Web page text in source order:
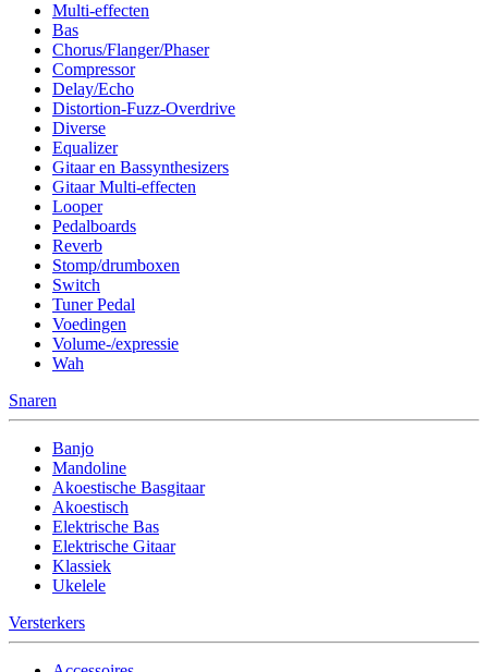
Multi-effecten
Bas
Chorus/Flanger/Phaser
Compressor
Delay/Echo
Distortion-Fuzz-Overdrive
Diverse
Equalizer
Gitaar en Bassynthesizers
Gitaar Multi-effecten
Looper
Pedalboards
Reverb
Stomp/drumboxen
Switch
Tuner Pedal
Voedingen
Volume-/expressie
Wah
Snaren
Banjo
Mandoline
Akoestische Basgitaar
Akoestisch
Elektrische Bas
Elektrische Gitaar
Klassiek
Ukelele
Versterkers